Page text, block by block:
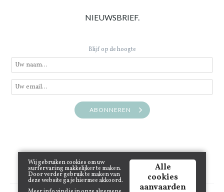
NIEUWSBRIEF.
Blijf op de hoogte
ABONNEREN
Wij gebruiken cookies om uw
surfervaring makkelijker te maken.
Door verder gebruik te maken van
deze website ga je hiermee akkoord.
Alle
cookies
aanvaarden